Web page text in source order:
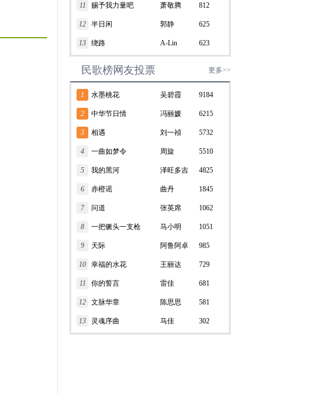
11 赐予我力量吧 萧敬腾 812
12 半日闲 郭静 625
13 绕路 A-Lin 623
民歌榜网友投票 更多>>
1 水墨桃花 吴碧霞 9184
2 中华节日情 冯丽媛 6215
3 相遇 刘一祯 5732
4 一曲如梦令 周旋 5510
5 我的黑河 泽旺多吉 4825
6 赤橙谣 曲丹 1845
7 问道 张英席 1062
8 一把镢头一支枪 马小明 1051
9 天际 阿鲁阿卓 985
10 幸福的水花 王丽达 729
11 你的誓言 雷佳 681
12 文脉华章 陈思思 581
13 灵魂序曲 马佳 302